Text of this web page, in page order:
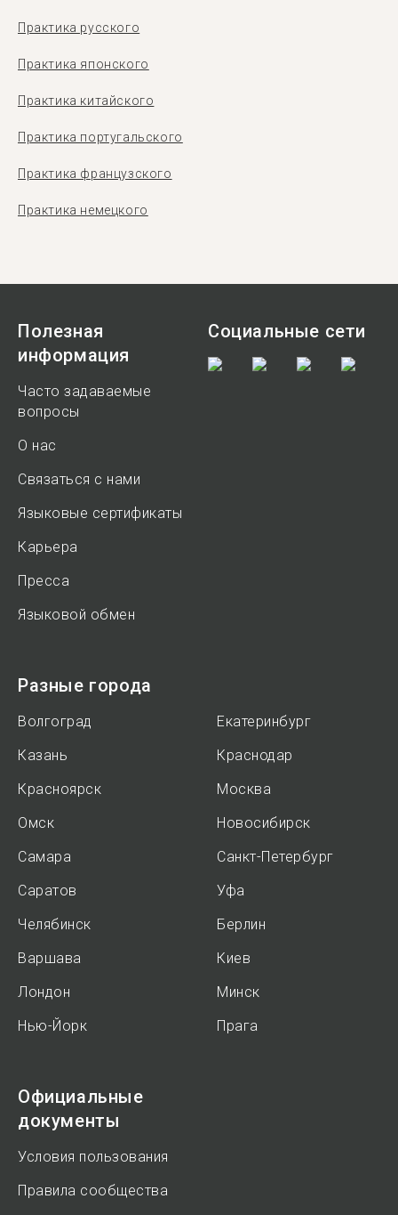
Практика русского
Практика японского
Практика китайского
Практика португальского
Практика французского
Практика немецкого
Полезная
информация
Часто задаваемые
вопросы
О нас
Связаться с нами
Языковые сертификаты
Карьера
Пресса
Языковой обмен
Социальные сети
Разные города
Волгоград
Екатеринбург
Казань
Краснодар
Красноярск
Москва
Омск
Новосибирск
Самара
Санкт-Петербург
Саратов
Уфа
Челябинск
Берлин
Варшава
Киев
Лондон
Минск
Нью-Йорк
Прага
Официальные
документы
Условия пользования
Правила сообщества